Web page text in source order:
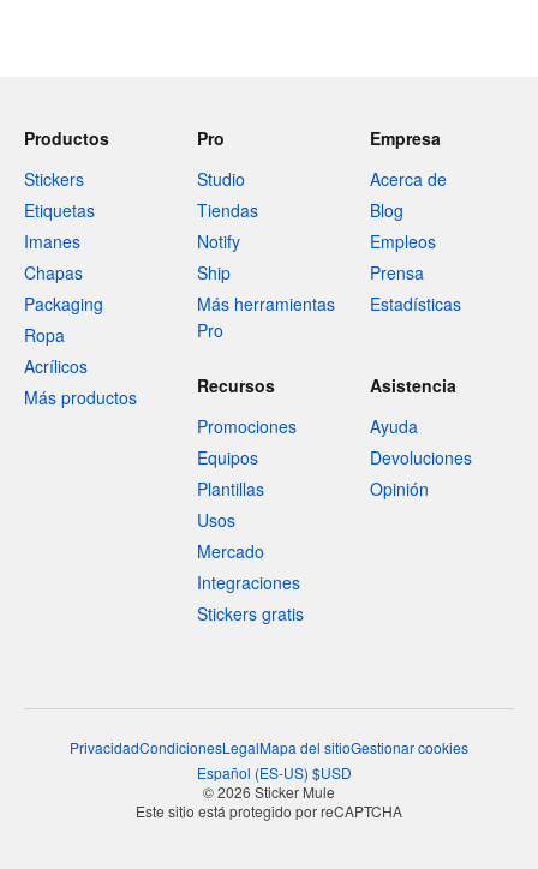
Productos
Stickers
Etiquetas
Imanes
Chapas
Packaging
Ropa
Acrílicos
Más productos
Pro
Studio
Tiendas
Notify
Ship
Más herramientas
Pro
Empresa
Acerca de
Blog
Empleos
Prensa
Estadísticas
Recursos
Promociones
Equipos
Plantillas
Usos
Mercado
Integraciones
Stickers gratis
Asistencia
Ayuda
Devoluciones
Opinión
PrivacidadCondicionesLegalMapa del sitioGestionar cookies
Español (ES-US) $USD
© 2026 Sticker Mule
Este sitio está protegido por reCAPTCHA